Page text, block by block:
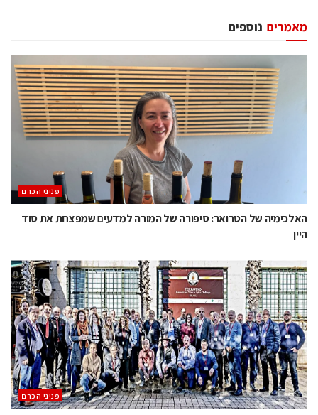
נוספים מאמרים
פניני הכרם
האלכימיה של הטרואר: סיפורה של המורה למדעים שמפצחת את סוד
היין
פניני הכרם